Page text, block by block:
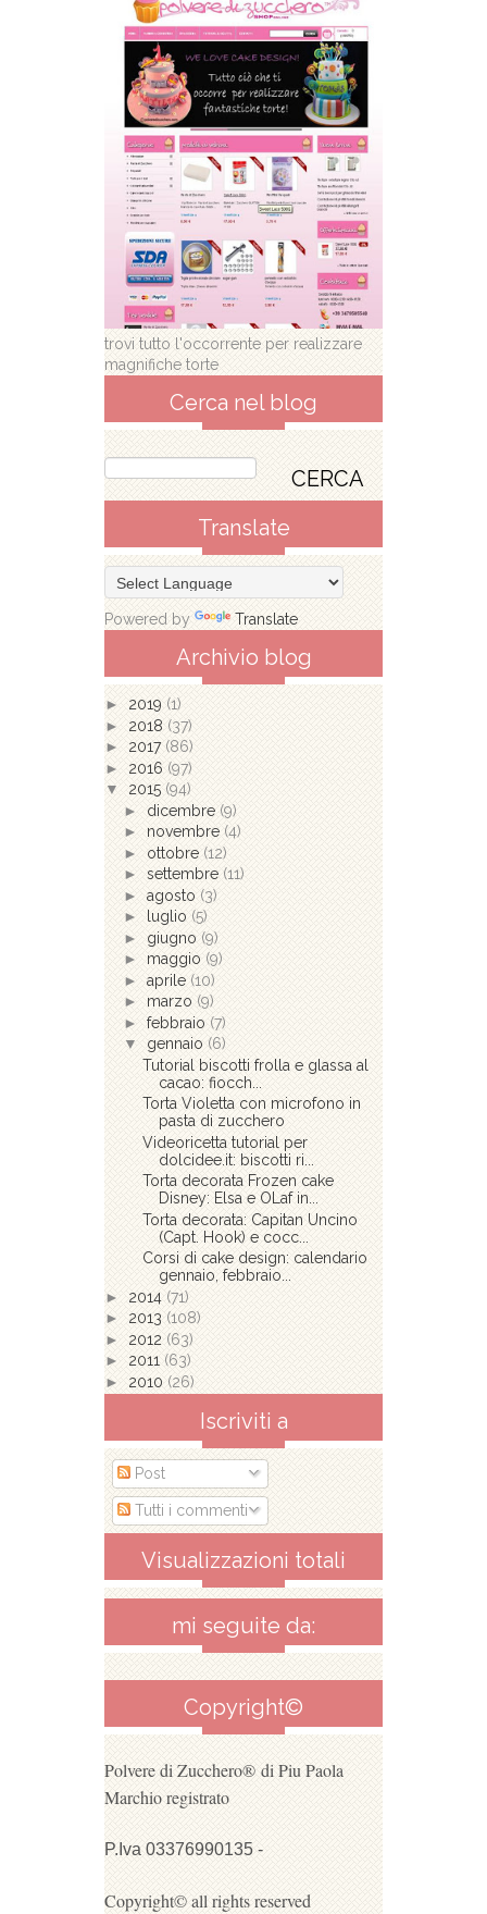
trovi tutto l'occorrente per realizzare
magnifiche torte
Cerca nel blog
Translate
Powered by Translate
Archivio blog
► 2019 (1)
► 2018 (37)
► 2017 (86)
► 2016 (97)
▼ 2015 (94)
► dicembre (9)
► novembre (4)
► ottobre (12)
► settembre (11)
► agosto (3)
►
luglio (5)
► giugno (9)
► maggio (9)
► aprile (10)
► marzo (9)
► febbraio (7)
▼ gennaio (6)
Tutorial biscotti frolla e glassa al
cacao: fiocch...
Torta Violetta con microfono in
pasta di zucchero
Videoricetta tutorial per
dolcidee.it: biscotti ri...
Torta decorata Frozen cake
Disney: Elsa e OLaf in...
Torta decorata: Capitan Uncino
(Capt. Hook) e cocc...
Corsi di cake design: calendario
gennaio, febbraio...
► 2014 (71)
► 2013 (108)
► 2012 (63)
► 2011 (63)
► 2010 (26)
Iscriviti a
Post
Tutti i commenti
Visualizzazioni totali
mi seguite da:
Copyright©
Polvere di Zucchero® di Piu Paola
Marchio registrato
P.Iva 03376990135 -
Copyright© all rights reserved